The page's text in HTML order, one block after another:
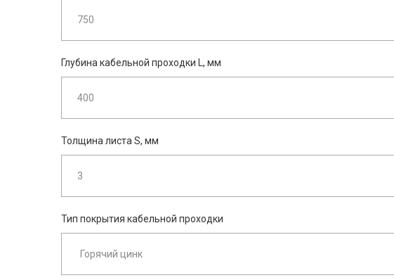
Глубина кабельной проходки L, мм
Толщина листа S, мм
Тип покрытия кабельной проходки